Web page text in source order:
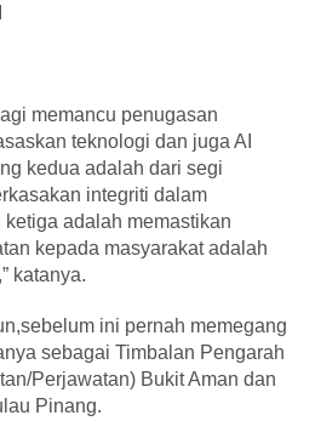
memancu penugasan
teknologi dan juga AI
kedua adalah dari segi
integriti dalam
adalah memastikan
kepada masyarakat adalah
katanya.
ini pernah memegang
sebagai Timbalan Pengarah
Perjawatan) Bukit Aman dan
Pinang.